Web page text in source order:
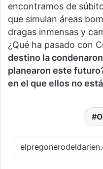
encontramos de
que simulan áreas
dragas inmensas y
¿Qué ha pasado con
destino la
planearon este
en el que ellos no